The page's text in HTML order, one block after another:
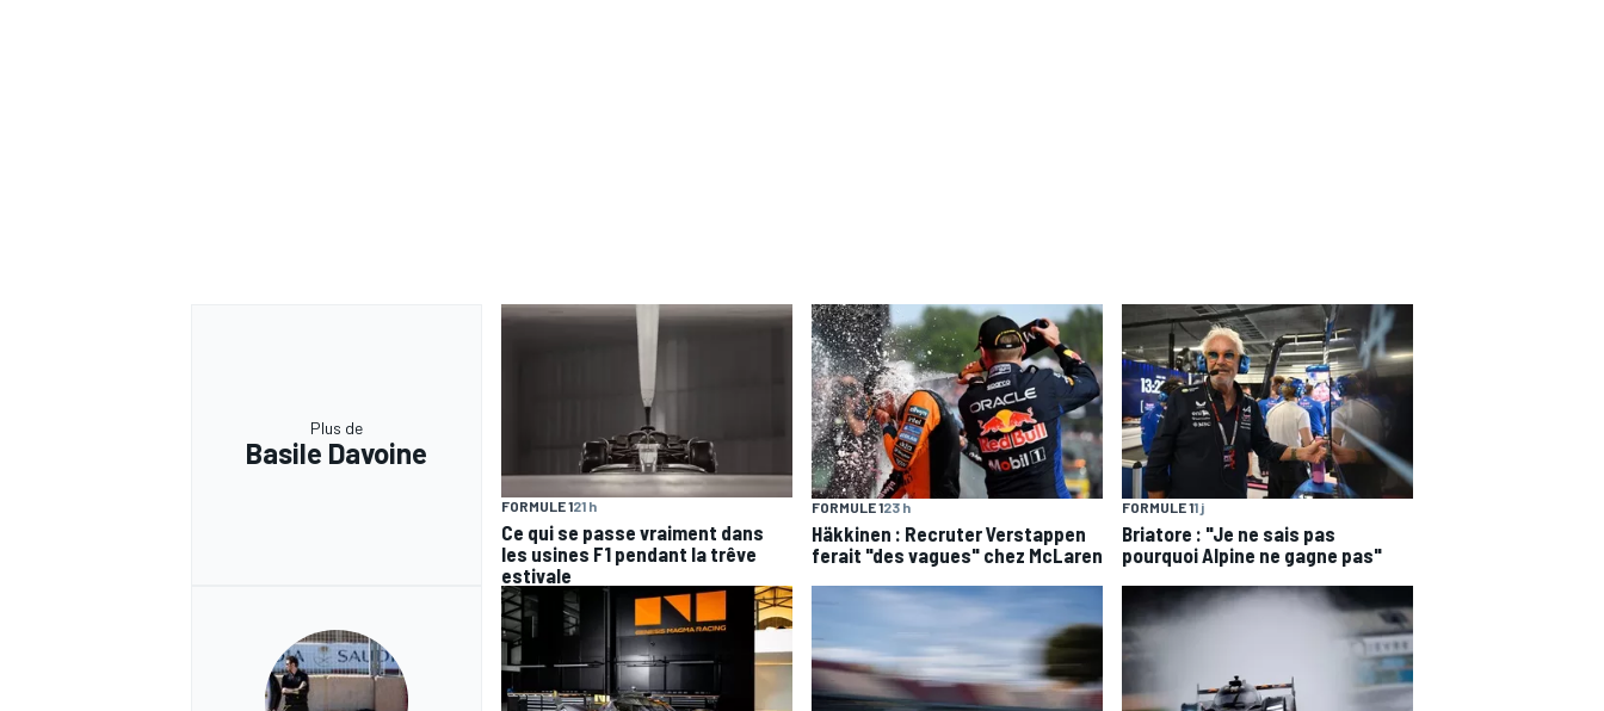
Plus de
Basile Davoine
FORMULE 121 h
Ce qui se passe vraiment dans
les usines F1 pendant la trêve
estivale
FORMULE 123 h
Häkkinen : Recruter Verstappen
ferait "des vagues" chez McLaren
FORMULE 11 j
Briatore : "Je ne sais pas
pourquoi Alpine ne gagne pas"